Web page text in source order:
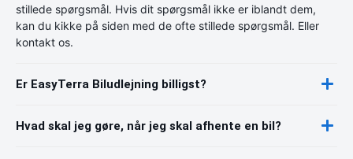
stillede spørgsmål. Hvis dit spørgsmål ikke er iblandt dem,
kan du kikke på siden med de ofte stillede spørgsmål. Eller
kontakt os.
Er EasyTerra Biludlejning billigst?
Hvad skal jeg gøre, når jeg skal afhente en bil?